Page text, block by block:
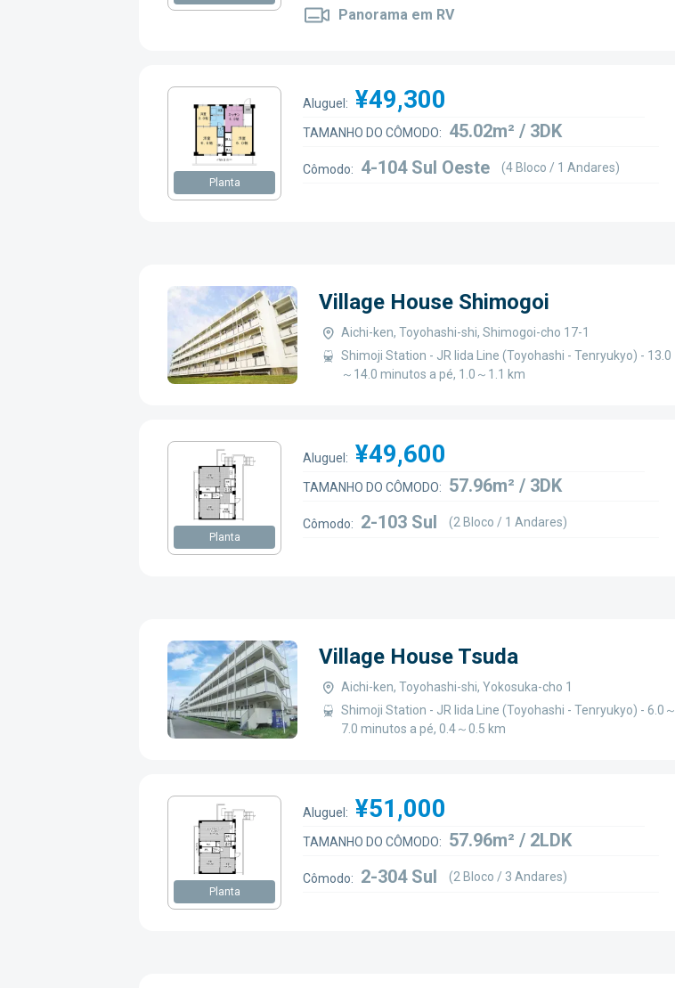
Panorama em RV
Planta
Aluguel: ¥49,300
TAMANHO DO CÔMODO: 45.02m² / 3DK
Cômodo: 4-104 Sul Oeste (4 Bloco / 1 Andares)
Village House Shimogoi
Aichi-ken, Toyohashi-shi, Shimogoi-cho 17-1
Shimoji Station - JR Iida Line (Toyohashi - Tenryukyo) - 13.0
～14.0 minutos a pé, 1.0～1.1 km
Planta
Aluguel: ¥49,600
TAMANHO DO CÔMODO: 57.96m² / 3DK
Cômodo: 2-103 Sul (2 Bloco / 1 Andares)
Village House Tsuda
Aichi-ken, Toyohashi-shi, Yokosuka-cho 1
Shimoji Station - JR Iida Line (Toyohashi - Tenryukyo) - 6.0～
7.0 minutos a pé, 0.4～0.5 km
Planta
Aluguel: ¥51,000
TAMANHO DO CÔMODO: 57.96m² / 2LDK
Cômodo: 2-304 Sul (2 Bloco / 3 Andares)